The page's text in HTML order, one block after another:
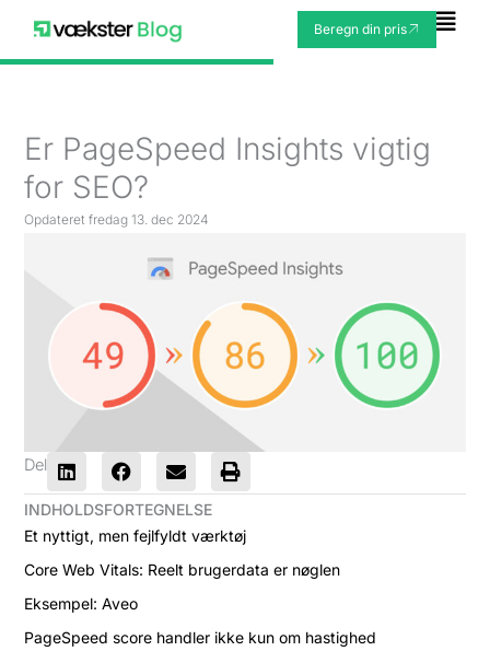
indholdet
Beregn din pris
Er PageSpeed Insights vigtig
for SEO?
Opdateret fredag 13. dec 2024
Del
INDHOLDSFORTEGNELSE
Et nyttigt, men fejlfyldt værktøj
Core Web Vitals: Reelt brugerdata er nøglen
Eksempel: Aveo
PageSpeed score handler ikke kun om hastighed